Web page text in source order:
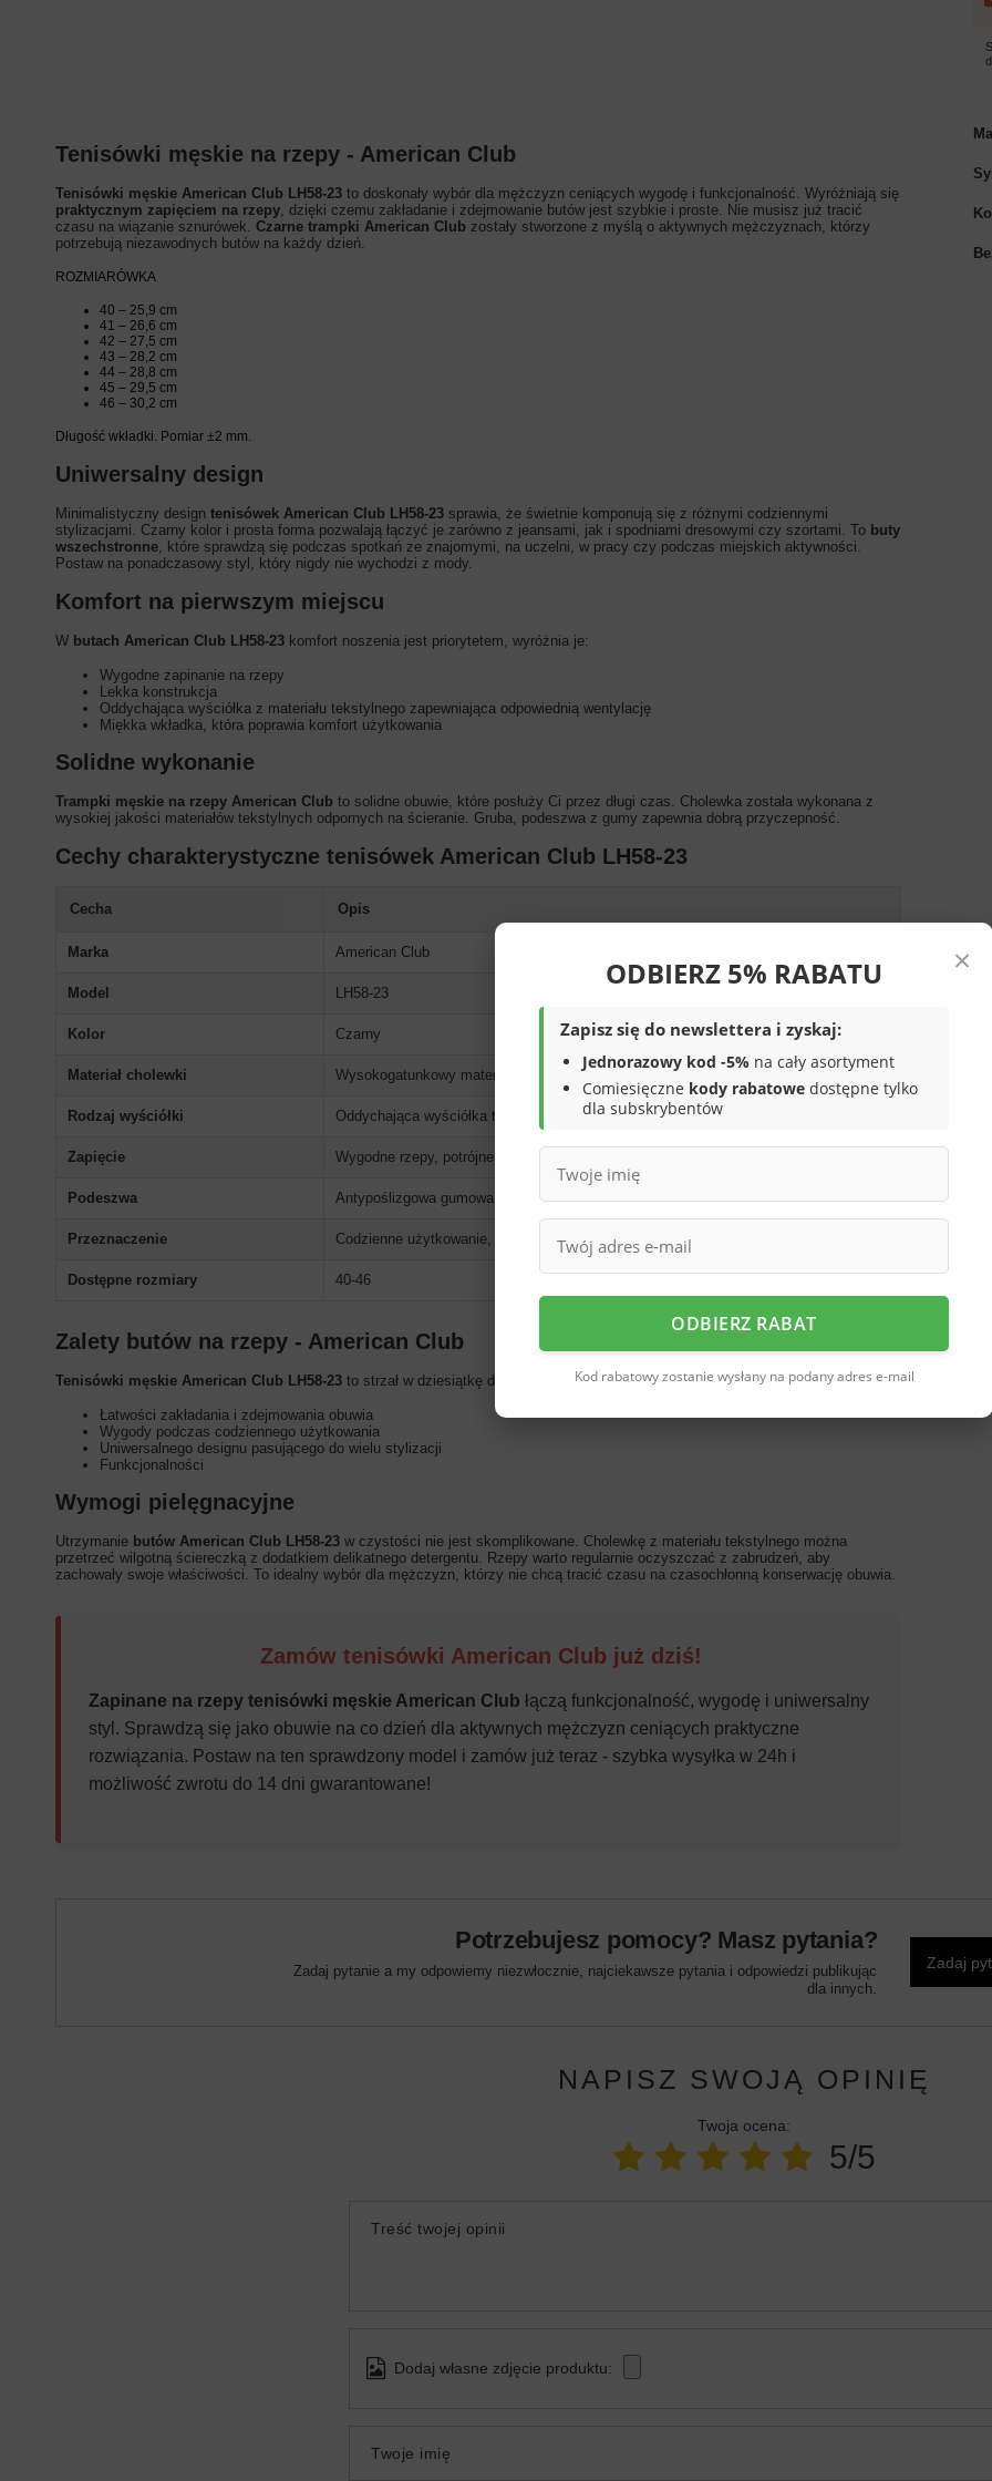
Tenisówki męskie na rzepy - American Club
Tenisówki męskie American Club LH58-23 to doskonały wybór dla mężczyzn ceniących wygodę i funkcjonalność. Wyróżniają się
praktycznym zapięciem na rzepy , dzięki czemu zakładanie i zdejmowanie butów jest szybkie i proste. Nie musisz już tracić
czasu na wiązanie sznurówek. Czarne trampki American Club zostały stworzone z myślą o aktywnych mężczyznach, którzy
potrzebują niezawodnych butów na każdy dzień.
ROZMIARÓWKA
40 – 25,9 cm
41 – 26,6 cm
42 – 27,5 cm
43 – 28,2 cm
44 – 28,8 cm
45 – 29,5 cm
46 – 30,2 cm
Długość wkładki. Pomiar ±2 mm.
Uniwersalny design
Minimalistyczny design tenisówek American Club LH58-23 sprawia, że świetnie komponują się z różnymi codziennymi
stylizacjami. Czarny kolor i prosta forma pozwalają łączyć je zarówno z jeansami, jak i spodniami dresowymi czy szortami. To buty
wszechstronne , które sprawdzą się podczas spotkań ze znajomymi, na uczelni, w pracy czy podczas miejskich aktywności.
Postaw na ponadczasowy styl, który nigdy nie wychodzi z mody.
Komfort na pierwszym miejscu
W butach American Club LH58-23 komfort noszenia jest priorytetem, wyróżnia je:
Wygodne zapinanie na rzepy
Lekka konstrukcja
Oddychająca wyściółka z materiału tekstylnego zapewniająca odpowiednią wentylację
Miękka wkładka, która poprawia komfort użytkowania
Solidne wykonanie
Trampki męskie na rzepy American Club to solidne obuwie, które posłuży Ci przez długi czas. Cholewka została wykonana z
wysokiej jakości materiałów tekstylnych odpornych na ścieranie. Gruba, podeszwa z gumy zapewnia dobrą przyczepność.
Cechy charakterystyczne tenisówek American Club LH58-23
Cecha Opis
Marka American Club
Model LH58-23
Kolor Czarny
Materiał cholewki Wysokogatunkowy materiał tekstylny
Rodzaj wyściółki Oddychająca wyściółka tekstylna
Zapięcie Wygodne rzepy, potrójne zapięcie
Podeszwa Antypoślizgowa gumowa podeszwa
Przeznaczenie Codzienne użytkowanie, styl miejski casualowy
Dostępne rozmiary 40-46
Zalety butów na rzepy - American Club
Tenisówki męskie American Club LH58-23 to strzał w dziesiątkę dla mężczyzn, którzy oczekują:
Łatwości zakładania i zdejmowania obuwia
Wygody podczas codziennego użytkowania
Uniwersalnego designu pasującego do wielu stylizacji
Funkcjonalności
Wymogi pielęgnacyjne
Utrzymanie butów American Club LH58-23 w czystości nie jest skomplikowane. Cholewkę z materiału tekstylnego można
przetrzeć wilgotną ściereczką z dodatkiem delikatnego detergentu. Rzepy warto regularnie oczyszczać z zabrudzeń, aby
zachowały swoje właściwości. To idealny wybór dla mężczyzn, którzy nie chcą tracić czasu na czasochłonną konserwację obuwia.
Zamów tenisówki American Club już dziś!
Zapinane na rzepy tenisówki męskie American Club łączą funkcjonalność, wygodę i uniwersalny
styl. Sprawdzą się jako obuwie na co dzień dla aktywnych mężczyzn ceniących praktyczne
rozwiązania. Postaw na ten sprawdzony model i zamów już teraz - szybka wysyłka w 24h i
możliwość zwrotu do 14 dni gwarantowane!
Potrzebujesz pomocy? Masz pytania?
Zadaj pytanie a my odpowiemy niezwłocznie, najciekawsze pytania i odpowiedzi publikując
dla innych.
Zadaj
NAPISZ SWOJĄ OPINIĘ
Twoja ocena:
5/5
Treść twojej opinii
Dodaj własne zdjęcie produktu:
Twoje imię
×
ODBIERZ 5% RABATU
Zapisz się do newslettera i zyskaj:
Jednorazowy kod -5% na cały asortyment
Comiesięczne kody rabatowe dostępne tylko
dla subskrybentów
ODBIERZ RABAT
Kod rabatowy zostanie wysłany na podany adres e-mail